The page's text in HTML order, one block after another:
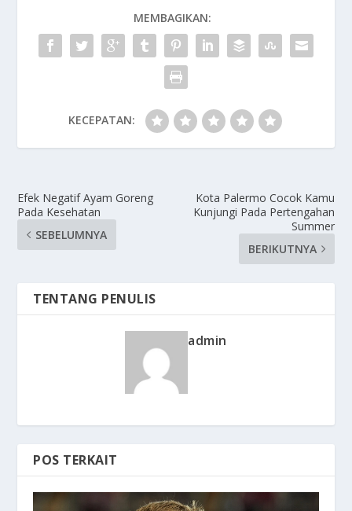
MEMBAGIKAN:
KECEPATAN:
Efek Negatif Ayam Goreng
Pada Kesehatan
SEBELUMNYA
Kota Palermo Cocok Kamu
Kunjungi Pada Pertengahan
Summer
BERIKUTNYA
TENTANG PENULIS
admin
POS TERKAIT